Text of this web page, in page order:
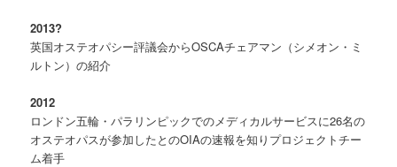
2013?
英国オステオパシー評議会からOSCAチェアマン（シメオン・ミ
ルトン）の紹介
2012
ロンドン五輪・パラリンピックでのメディカルサービスに26名の
オステオパスが参加したとのOIAの速報を知りプロジェクトチー
ム着手